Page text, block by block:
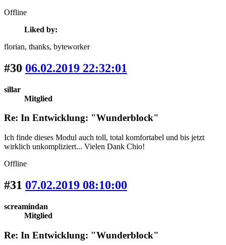
Offline
Liked by:
florian, thanks, byteworker
#30 06.02.2019 22:32:01
sillar
Mitglied
Re: In Entwicklung: "Wunderblock"
Ich finde dieses Modul auch toll, total komfortabel und bis jetzt
wirklich unkompliziert... Vielen Dank Chio!
Offline
#31 07.02.2019 08:10:00
screamindan
Mitglied
Re: In Entwicklung: "Wunderblock"